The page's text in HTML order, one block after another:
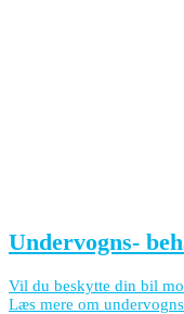
Undervogns-
Vil du beskytte din bil
Læs mere om